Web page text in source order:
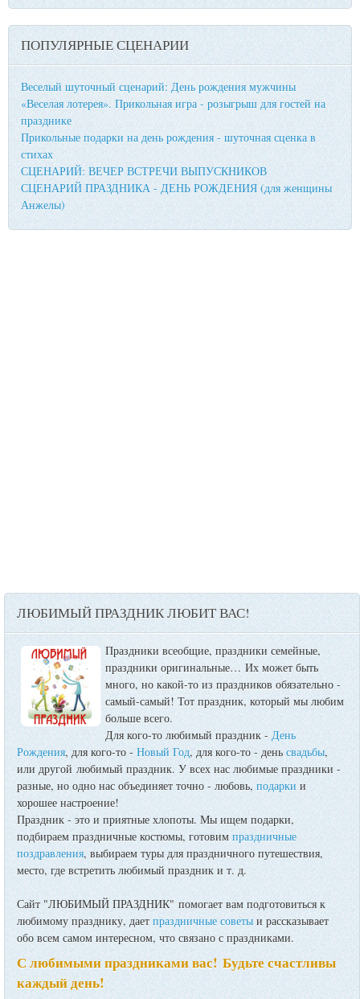
ПОПУЛЯРНЫЕ СЦЕНАРИИ
Веселый шуточный сценарий: День рождения мужчины
«Веселая лотерея». Прикольная игра - розыгрыш для гостей на
празднике
Прикольные подарки на день рождения - шуточная сценка в
стихах
СЦЕНАРИЙ: ВЕЧЕР ВСТРЕЧИ ВЫПУСКНИКОВ
СЦЕНАРИЙ ПРАЗДНИКА - ДЕНЬ РОЖДЕНИЯ (для женщины
Анжелы)
ЛЮБИМЫЙ ПРАЗДНИК ЛЮБИТ ВАС!
Праздники всеобщие, праздники семейные,
праздники оригинальные… Их может быть
много, но какой-то из праздников обязательно -
самый-самый! Тот праздник, который мы любим
больше всего.
Для кого-то любимый праздник - День
Рождения, для кого-то -Новый Год, для кого-то - деньсвадьбы,
или другой любимый праздник. У всех нас любимые праздники -
разные, но одно нас объединяет точно - любовь,подаркии
хорошее настроение!
Праздник - это и приятные хлопоты. Мы ищем подарки,
подбираем праздничные костюмы, готовимпраздничные
поздравления, выбираем туры для праздничного путешествия,
место, где встретить любимый праздник и т. д.
Сайт "ЛЮБИМЫЙ ПРАЗДНИК" помогает вам подготовиться к
любимому празднику, даетпраздничные советы и рассказывает
обо всем самом интересном, что связано с праздниками.
С любимыми праздниками вас! Будьте счастливы
каждый день!